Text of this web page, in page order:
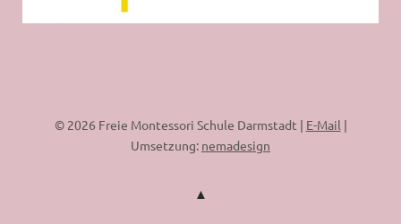
© 2026 Freie Montessori Schule Darmstadt | E-Mail |
Umsetzung: nemadesign